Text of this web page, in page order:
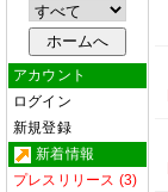
アカウント
ログイン
新規登録
新着情報
プレスリリース (3)